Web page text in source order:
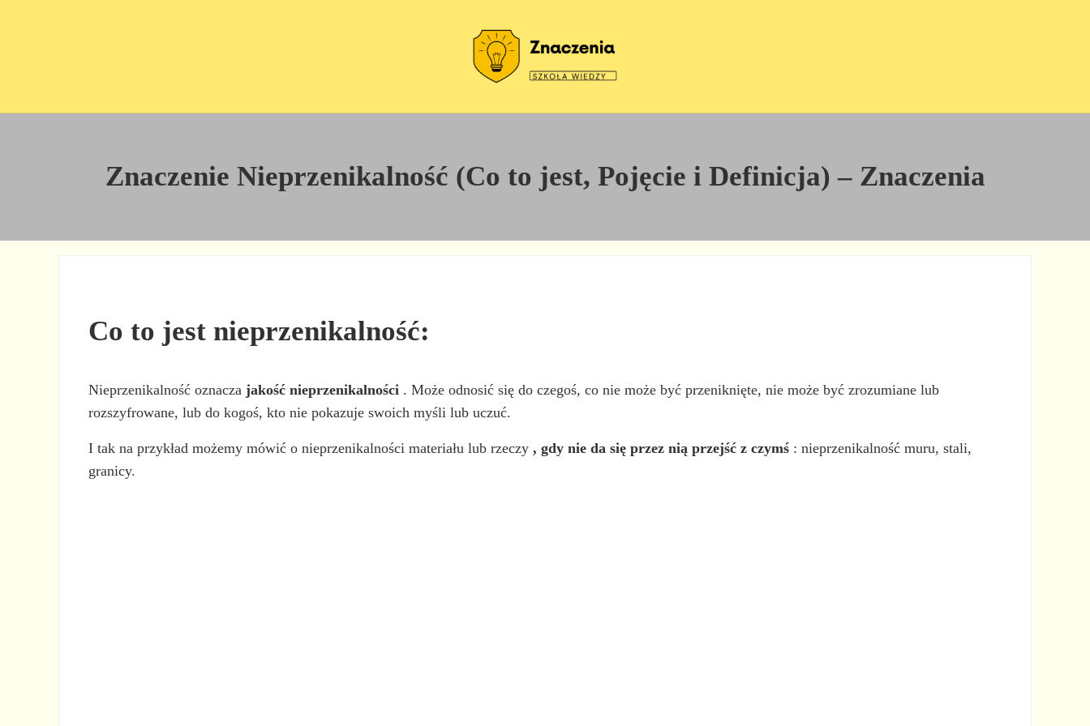
Znaczenie Nieprzenikalność (Co to jest, Pojęcie i Definicja) – Znaczenia
Co to jest nieprzenikalność:
Nieprzenikalność oznaczajakość nieprzenikalności . Może odnosić się do czegoś, co nie może być przeniknięte, nie może być zrozumiane lub
rozszyfrowane, lub do kogoś, kto nie pokazuje swoich myśli lub uczuć.
I tak na przykład możemy mówić o nieprzenikalności materiału lub rzeczy, gdy nie da się przez nią przejść z czymś : nieprzenikalność muru, stali,
granicy.